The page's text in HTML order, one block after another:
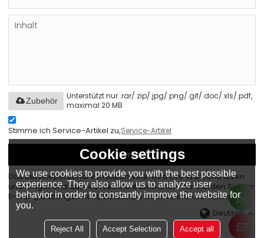
Unterstützt nur .rar/.zip/.jpg/.png/.gif/.doc/.xls/.pdf,
maximal 20 MB
Zubehör
Stimme ich Service-Artikel zu,Service-Artikel
Senden
Das Servicepersonal von Eationwear wird Ihre Wünsche lesen
und umgehend auf Ihre Nachricht antworten. Wir werden Sie per
E-Mail @eationgarment, WhatsApp oder Telefon kontaktieren.
Deutsch
Cookie settings
We use cookies to provide you with the best possible
experience. They also allow us to analyze user
behavior in order to constantly improve the website for
you.
Reject All Accept Selection Accept all